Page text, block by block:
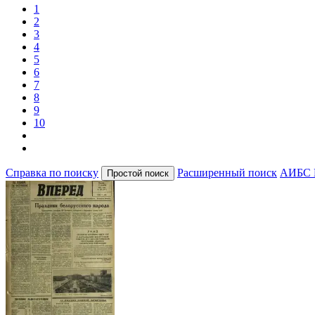
1
2
3
4
5
6
7
8
9
10
Справка по поиску Расширенный поиск АИБС